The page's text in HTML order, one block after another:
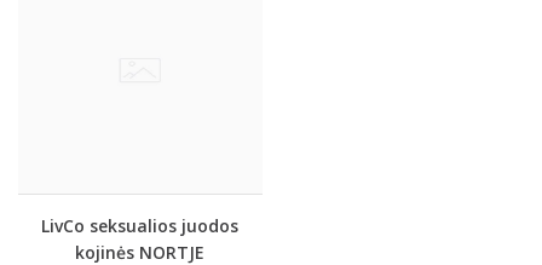
LivCo seksualios juodos
kojinės NORTJE